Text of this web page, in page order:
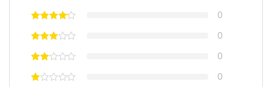
0
0
0
0